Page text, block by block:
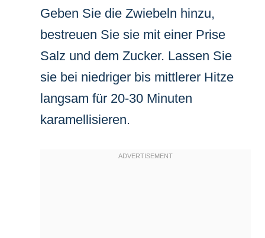
Geben Sie die Zwiebeln hinzu,
bestreuen Sie sie mit einer Prise
Salz und dem Zucker. Lassen Sie
sie bei niedriger bis mittlerer Hitze
langsam für 20-30 Minuten
karamellisieren.